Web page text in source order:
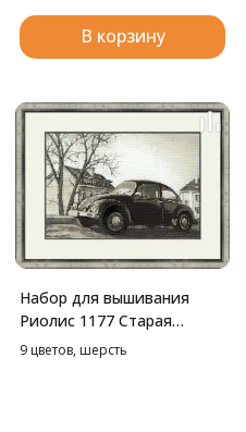
В корзину
Набор для вышивания
Риолис 1177 Старая
фотография. Жук, 38*26
9 цветов, шерсть